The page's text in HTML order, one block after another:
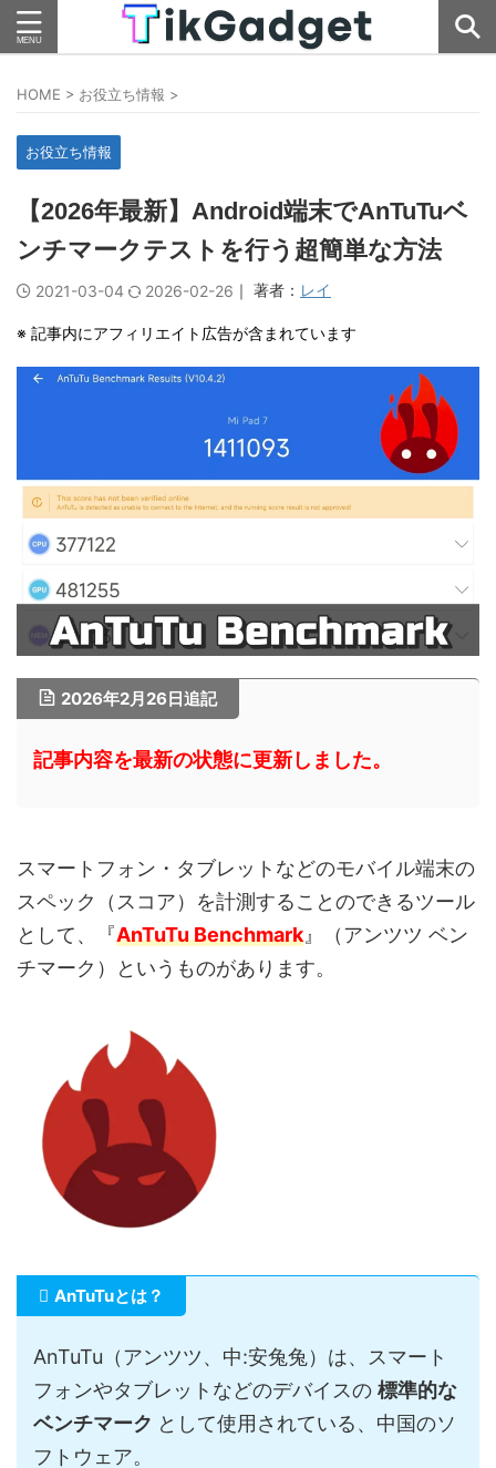
HOME > お役立ち情報 >
お役立ち情報
【2026年最新】Android端末でAnTuTuベ
ンチマークテストを行う超簡単な方法
2021-03-04 2026-02-26 ｜ 著者： レイ
※ 記事内にアフィリエイト広告が含まれています
2026年2月26日追記
記事内容を最新の状態に更新しました。
スマートフォン・タブレットなどのモバイル端末の
スペック（スコア）を計測することのできるツール
として、『AnTuTu Benchmark』（アンツツ ベン
チマーク）というものがあります。
AnTuTuとは？
AnTuTu（アンツツ、中:安兔兔）は、スマート
フォンやタブレットなどのデバイスの 標準的な
ベンチマーク として使用されている、中国のソ
フトウェア。